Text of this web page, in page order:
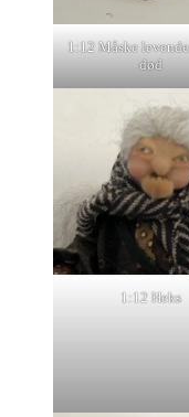
1:12 Måske
død
1:12 Heks